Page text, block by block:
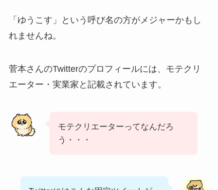
「ゆうこす」という呼び名の方がメジャーかもし
れませんね。
菅本さんのTwitterのプロフィールには、モテクリ
エーター・実業家と記載されています。
モテクリエーターってなんだろ
う・・・